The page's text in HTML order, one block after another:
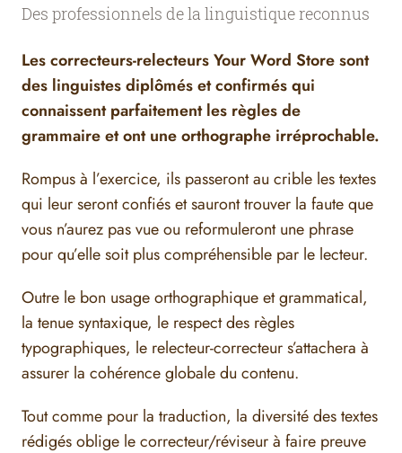
Des professionnels de la linguistique reconnus
Les correcteurs-relecteurs Your Word Store sont
des linguistes diplômés et confirmés qui
connaissent parfaitement les règles de
grammaire et ont une orthographe irréprochable.
Rompus à l’exercice, ils passeront au crible les textes
qui leur seront confiés et sauront trouver la faute que
vous n’aurez pas vue ou reformuleront une phrase
pour qu’elle soit plus compréhensible par le lecteur.
Outre le bon usage orthographique et grammatical,
la tenue syntaxique, le respect des règles
typographiques, le relecteur-correcteur s’attachera à
assurer la cohérence globale du contenu.
Tout comme pour la traduction, la diversité des textes
rédigés oblige le correcteur/réviseur à faire preuve